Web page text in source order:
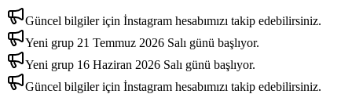
Güncel bilgiler için İnstagram hesabımızı takip edebilirsiniz.
Yeni grup 21 Temmuz 2026 Salı günü başlıyor.
Yeni grup 16 Haziran 2026 Salı günü başlıyor.
Güncel bilgiler için İnstagram hesabımızı takip edebilirsiniz.